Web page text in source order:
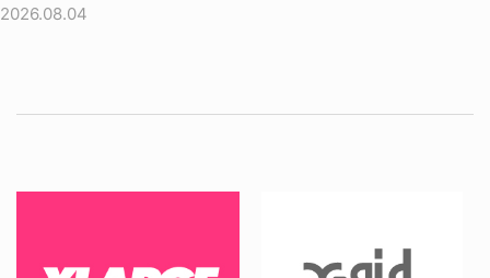
2026.08.04